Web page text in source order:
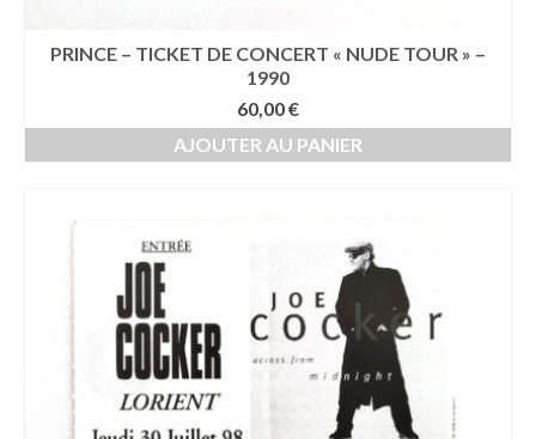
PRINCE – TICKET DE CONCERT « NUDE TOUR » –
1990
60,00€
AJOUTER AU PANIER